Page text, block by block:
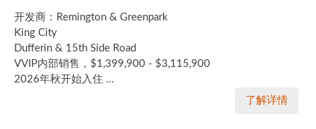
开发商：Remington & Greenpark
King City
Dufferin & 15th Side Road
VVIP内部销售，$1,399,900 - $3,115,900
2026年秋开始入住 ...
了解详情